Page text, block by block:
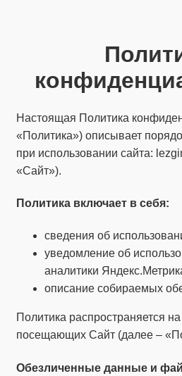
Настоящая Политика
«Политика») описывает
при использовании сайта:
«Сайт»).
Политика включает в себя:
сведения об
уведомление об
аналитики
описание собираемых
Политика распространяется
посещающих Сайт (далее –
Обезличенные данные и